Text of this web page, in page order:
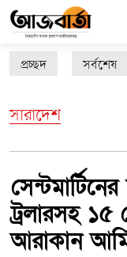
প্রচ্ছদ সর্বশেষ
সারাদেশ
ট্রলারসহ ১৫
আরাকান